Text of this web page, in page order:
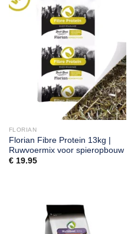
FLORIAN
Florian Fibre Protein 13kg |
Ruwvoermix voor spieropbouw
€19.95